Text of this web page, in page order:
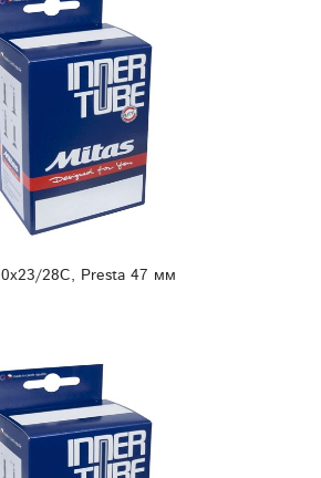
28C, Presta 47 мм